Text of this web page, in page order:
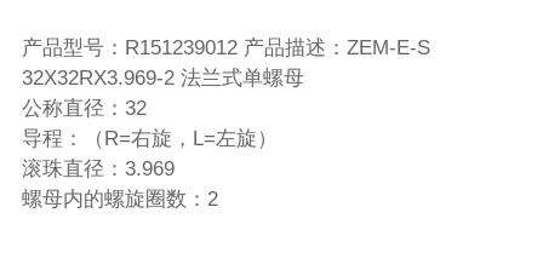
产品型号：R151239012 产品描述：ZEM-E-S
32X32RX3.969-2 法兰式单螺母
公称直径：32
导程：（R=右旋，L=左旋）
滚珠直径：3.969
螺母内的螺旋圈数：2